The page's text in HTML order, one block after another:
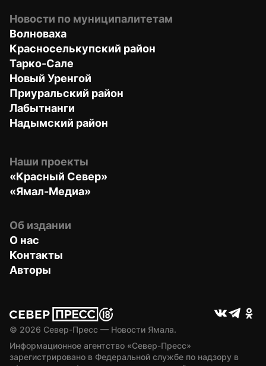
Новости по муниципалитетам
Волноваха
Красноселькупский район
Тарко-Сале
Новый Уренгой
Приуральский район
Лабытнанги
Надымский район
Наши проекты
«Красный Север»
«Ямал-Медиа»
Об издании
О нас
Контакты
Авторы
© 2026 Север-Пресс — Новости Ямала.
Информационное агентство «Север-Пресс»
зарегистрировано в Федеральной службе по надзору в